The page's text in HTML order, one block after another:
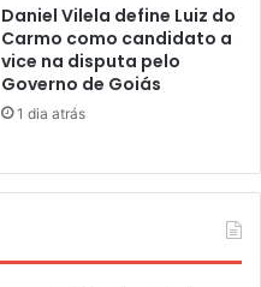
Daniel Vilela define Luiz do
Carmo como candidato a
vice na disputa pelo
Governo de Goiás
1 dia atrás